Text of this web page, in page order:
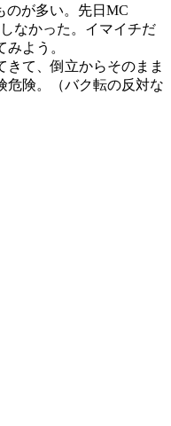
のが多い。先日MC
なかった。イマイチだ
よう。
て、倒立からそのまま
危険。（バク転の反対な